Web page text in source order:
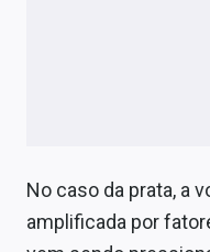
No caso da prata, a
amplificada por